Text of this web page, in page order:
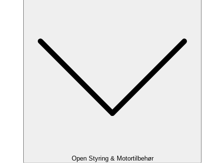
Open Styring & Motortilbehør